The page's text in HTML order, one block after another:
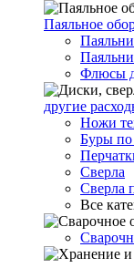
Паяльное
Флюсы
другие
Ножи
Буры по
Сверла
Сверла
Все